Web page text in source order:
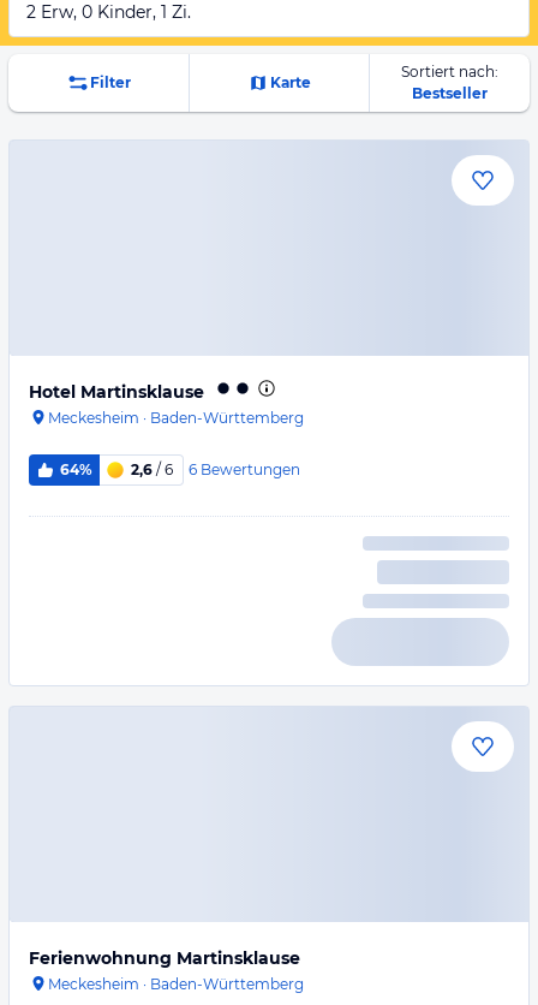
2 Erw, 0 Kinder, 1 Zi.
Filter Karte
Sortiert nach:
Bestseller
Hotel Martinsklause
Meckesheim · Baden-Württemberg
64% 2,6 / 6 6 Bewertungen
Ferienwohnung Martinsklause
Meckesheim · Baden-Württemberg